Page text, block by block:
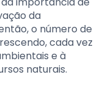
da
o número de
cada vez
e à
naturais.